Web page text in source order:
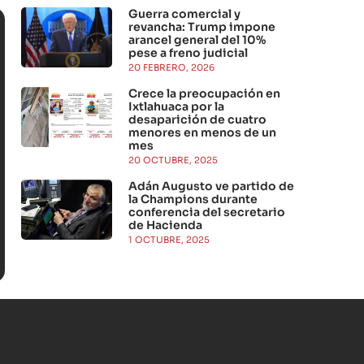
Guerra comercial y
revancha: Trump impone
arancel general del 10%
pese a freno judicial
20 FEBRERO, 2026
Crece la preocupación en
Ixtlahuaca por la
desaparición de cuatro
menores en menos de un
mes
20 OCTUBRE, 2025
Adán Augusto ve partido de
la Champions durante
conferencia del secretario
de Hacienda
1 OCTUBRE, 2025